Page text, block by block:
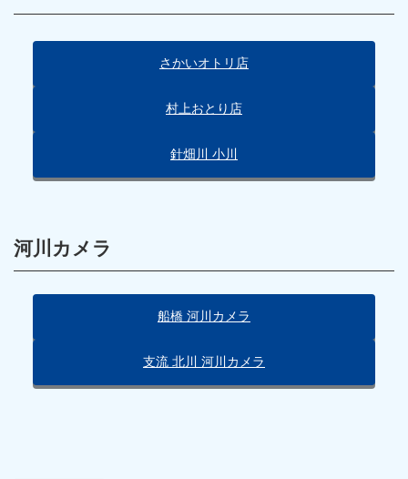
さかいオトリ店
村上おとり店
針畑川 小川
河川カメラ
船橋 河川カメラ
支流 北川 河川カメラ